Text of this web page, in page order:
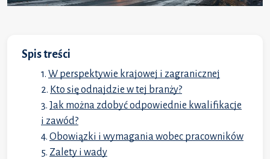
Spis treści
W perspektywie krajowej i zagranicznej
Kto się odnajdzie w tej branży?
Jak można zdobyć odpowiednie kwalifikacje
i zawód?
Obowiązki i wymagania wobec pracowników
Zalety i wady